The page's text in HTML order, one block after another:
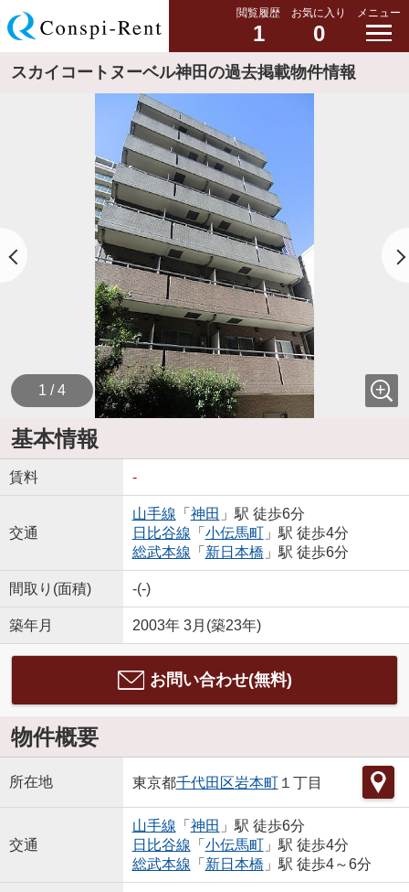
閲覧履歴
1
お気に入り
0
メニュー
スカイコートヌーベル神田の過去掲載物件情報
1 / 4
基本情報
賃料 -
交通
山手線 「 神田 」駅 徒歩6分
日比谷線 「 小伝馬町」駅 徒歩4分
総武本線 「 新日本橋 」駅 徒歩6分
間取り(面積) -(-)
築年月 2003年 3月(築23年)
お問い合わせ(無料)
物件概要
所在地 東京都千代田区岩本町１丁目
交通
山手線 「 神田 」駅 徒歩6分
日比谷線 「 小伝馬町」駅 徒歩4分
総武本線 「 新日本橋 」駅 徒歩4～6分